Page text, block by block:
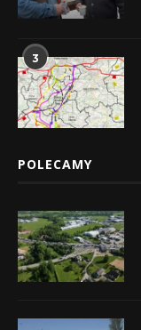
3
POLECAMY